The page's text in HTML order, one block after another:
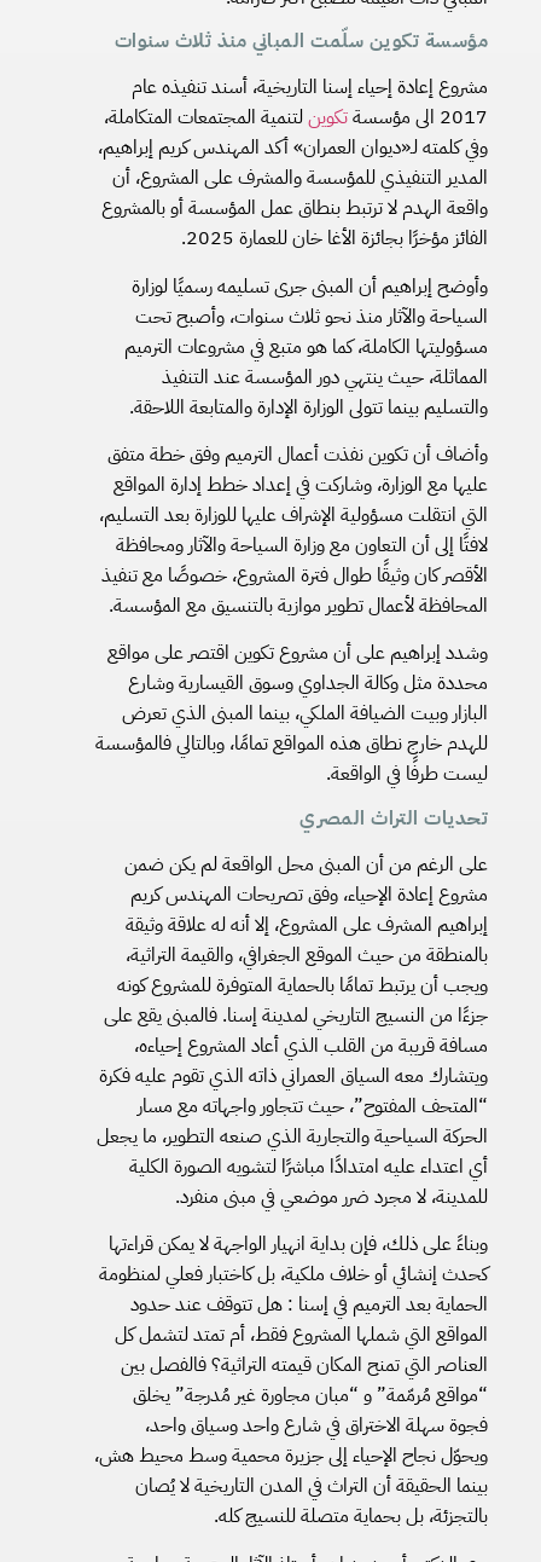
مؤسسة تكوين سلّمت المباني منذ ثلاث سنوات
مشروع إعادة إحياء إسنا التاريخية، أسند تنفيذه عام
2017 الى مؤسسة
تكوينلتنمية المجتمعات المتكاملة،
وفي كلمته لـ«ديوان العمران» أكد المهندس كريم إبراهيم،
المدير التنفيذي للمؤسسة والمشرف على المشروع، أن
واقعة الهدم لا ترتبط بنطاق عمل المؤسسة أو بالمشروع
الفائز مؤخرًا بجائزة الأغا خان للعمارة 2025.
وأوضح إبراهيم أن المبنى جرى تسليمه رسميًا لوزارة
السياحة والآثار منذ نحو ثلاث سنوات، وأصبح تحت
مسؤوليتها الكاملة، كما هو متبع في مشروعات الترميم
المماثلة، حيث ينتهي دور المؤسسة عند التنفيذ
والتسليم بينما تتولى الوزارة الإدارة والمتابعة اللاحقة.
وأضاف أن تكوين نفذت أعمال الترميم وفق خطة متفق
عليها مع الوزارة، وشاركت في إعداد خطط إدارة المواقع
التي انتقلت مسؤولية الإشراف عليها للوزارة بعد التسليم،
لافتًا إلى أن التعاون مع وزارة السياحة والآثار ومحافظة
الأقصر كان وثيقًا طوال فترة المشروع، خصوصًا مع تنفيذ
المحافظة لأعمال تطوير موازية بالتنسيق مع المؤسسة.
وشدد إبراهيم على أن مشروع تكوين اقتصر على مواقع
محددة مثل وكالة الجداوي وسوق القيسارية وشارع
البازار وبيت الضيافة الملكي، بينما المبنى الذي تعرض
للهدم خارج نطاق هذه المواقع تمامًا، وبالتالي فالمؤسسة
ليست طرفًا في الواقعة.
تحديات التراث المصري
على الرغم من أن المبنى محل الواقعة لم يكن ضمن
مشروع إعادة الإحياء، وفق تصريحات المهندس كريم
إبراهيم المشرف على المشروع، إلا أنه له علاقة وثيقة
بالمنطقة من حيث الموقع الجغرافي، والقيمة التراثية،
ويجب أن يرتبط تمامًا بالحماية المتوفرة للمشروع كونه
جزءًا من النسيج التاريخي لمدينة إسنا. فالمبنى يقع على
مسافة قريبة من القلب الذي أعاد المشروع إحياءه،
ويتشارك معه السياق العمراني ذاته الذي تقوم عليه فكرة
“المتحف المفتوح”، حيث تتجاور واجهاته مع مسار
الحركة السياحية والتجارية الذي صنعه التطوير، ما يجعل
أي اعتداء عليه امتدادًا مباشرًا لتشويه الصورة الكلية
للمدينة، لا مجرد ضرر موضعي في مبنى منفرد.
وبناءً على ذلك، فإن بداية انهيار الواجهة لا يمكن قراءتها
كحدث إنشائي أو خلاف ملكية، بل كاختبار فعلي لمنظومة
الحماية بعد الترميم في إسنا : هل تتوقف عند حدود
المواقع التي شملها المشروع فقط، أم تمتد لتشمل كل
العناصر التي تمنح المكان قيمته التراثية؟ فالفصل بين
“مواقع مُرمّمة” و “مبان مجاورة غير مُدرجة” يخلق
فجوة سهلة الاختراق في شارع واحد وسياق واحد،
ويحوّل نجاح الإحياء إلى جزيرة محمية وسط محيط هش،
بينما الحقيقة أن التراث في المدن التاريخية لا يُصان
بالتجزئة، بل بحماية متصلة للنسيج كله.